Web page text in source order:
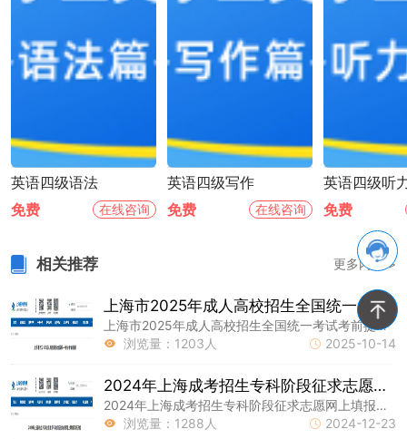
英语四级语法
免费
在线咨询
英语四级写作
免费
在线咨询
英语四级听
免费
相关推荐 更多内容 >
上海市2025年成人高校招生全国统一考试考前提醒
上海市2025年成人高校招生全国统一考试考前提醒已公布。
 浏览量：1203人  2025-10-14
2024年上海成考招生专科阶段征求志愿网上填报即将开始
2024年上海成考招生专科阶段征求志愿网上填报即将开始!上海成考专升本网持续为大家更新专升本考试大纲资讯，祝各位同学备考顺利!
 浏览量：1288人  2024-12-23